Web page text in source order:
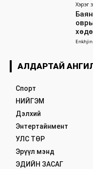
Хэрэг
АЛДАРТАЙ
Спорт
НИЙГЭМ
Дэлхий
Энтертайнмент
УЛС ТӨР
Эрүүл мэнд
ЭДИЙН ЗАСАГ